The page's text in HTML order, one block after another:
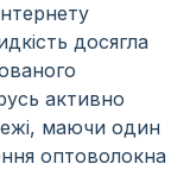
досягла
активно
маючи один
оптоволокна